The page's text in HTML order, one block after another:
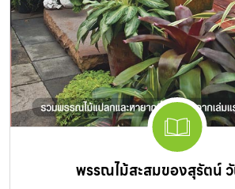
พรรณไม้สะสมของสุรัตน์